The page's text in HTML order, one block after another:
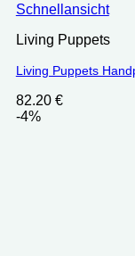
Schnellansicht
Living Puppets
Living Puppets
82.20 €
-4%